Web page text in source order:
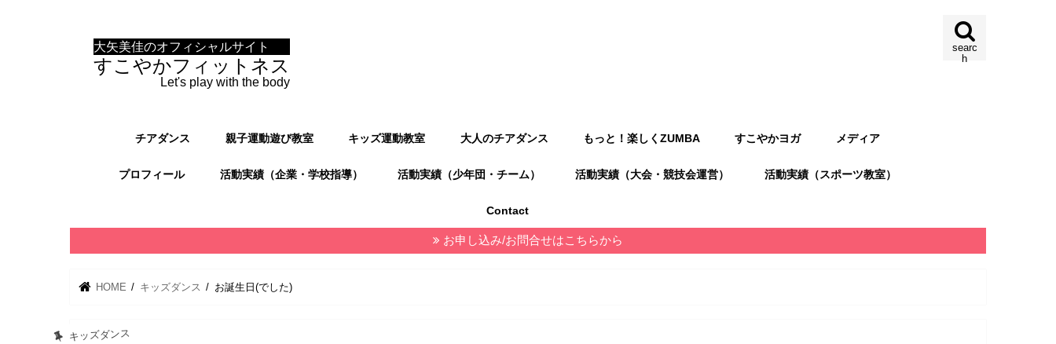
大矢美佳のオフィシャルサイト
すこやかフィットネス
Let's play with the body
searc
h
チアダンス 親子運動遊び教室 キッズ運動教室 大人のチアダンス もっと！楽しくZUMBA すこやかヨガ メディア
プロフィール 活動実績（企業・学校指導） 活動実績（少年団・チーム） 活動実績（大会・競技会運営） 活動実績（スポーツ教室）
Contact
お申し込み/お問合せはこちらから
HOME キッズダンス お誕生日(でした)
キッズダンス